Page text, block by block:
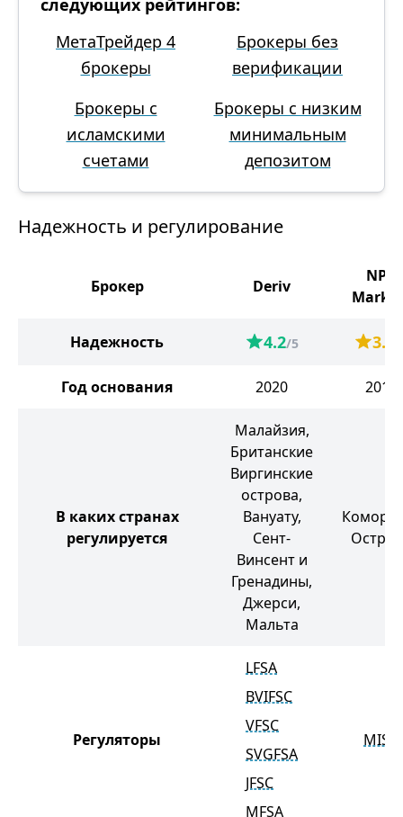
следующих рейтингов:
МетаТрейдер 4
брокеры
Брокеры без
верификации
Брокеры с
исламскими
счетами
Брокеры с низким
минимальным
депозитом
Надежность и регулирование
Брокер Deriv
NPB
Надежность 4.2/5 3.2
Год основания 2020 2016
В каких странах
регулируется
Малайзия,
Британские
Виргинские
острова,
Вануату,
Сент-
Винсент и
Гренадины,
Джерси,
Мальта
Регуляторы
LFSA
BVIFSC
VFSC
SVGFSA
JFSC
MFSA
MISA